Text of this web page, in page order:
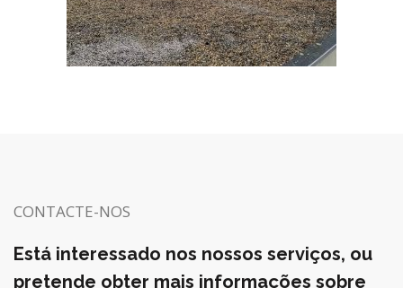
CONTACTE-NOS
Está interessado nos nossos serviços, ou
pretende obter mais informações sobre